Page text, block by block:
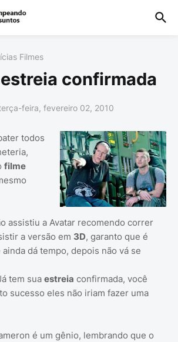
Filmes
confirmada
feira, fevereiro 02, 2010
todos
filme
assistiu a Avatar recomendo correr
a versão em 3D, garanto que é
dá tempo, depois não vá se
tem sua estreia confirmada, você
sucesso eles não iriam fazer uma
é um gênio, lembrando que o